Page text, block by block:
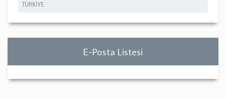
TÜRKİYE
E-Posta Listesi